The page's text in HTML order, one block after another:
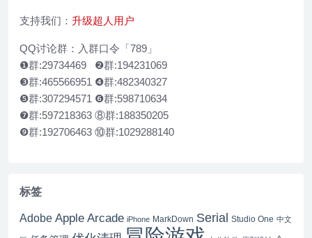
支持我们： 升级超人用户
QQ讨论群：入群口令「789」
❶群:29734469 ❷群:194231069
❸群:465566951 ❹群:482340327
❺群:307294571 ❻群:598710634
❼群:597218363 ⑧群:188350205
❾群:192706463 ⑩群:1029288140
标签
Adobe Apple Arcade iPhone MarkDown Serial Studio One 中文